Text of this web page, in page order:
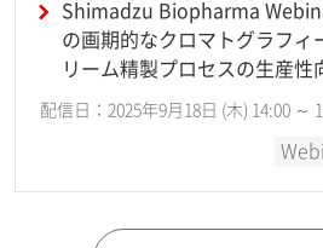
Shimadzu Biopharma
の画期的なクロマトグラフィ
リーム精製プロセスの生産性
配信日：2025年9月18日 (木) 14:00 ～